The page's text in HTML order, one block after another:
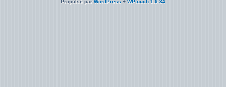
Propulsé parWordPress + WPtouch 1.9.34